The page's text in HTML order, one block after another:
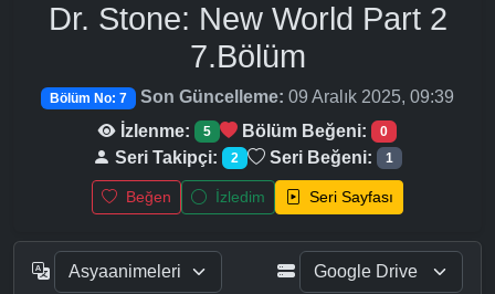
Dr. Stone: New World Part 2
7.Bölüm
Bölüm No: 7 Son Güncelleme: 09 Aralık 2025, 09:39
İzlenme:
5 Bölüm Beğeni: 0
Seri Takipçi: 2 Seri Beğeni: 1
Beğen İzledim Seri Sayfası